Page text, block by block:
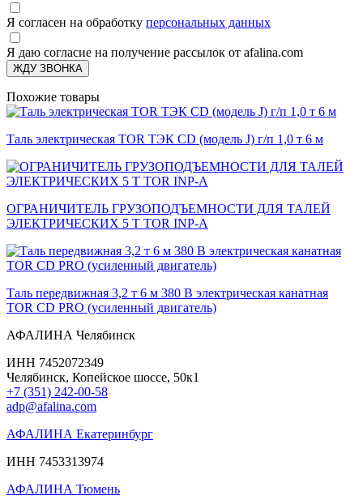
Я согласен на обработку персональных данных
Я даю согласие на получение рассылок от afalina.com
ЖДУ ЗВОНКА
Похожие товары
Таль электрическая TOR ТЭК CD (модель J) г/п 1,0 т 6 м
ОГРАНИЧИТЕЛЬ ГРУЗОПОДЪЕМНОСТИ ДЛЯ ТАЛЕЙ
ЭЛЕКТРИЧЕСКИХ 5 Т TOR INP-A
Таль передвижная 3,2 т 6 м 380 В электрическая канатная
TOR CD PRO (усиленный двигатель)
АФАЛИНА Челябинск
ИНН 7452072349
Челябинск, Копейское шоссе, 50к1
+7 (351) 242-00-58
adp@afalina.com
АФАЛИНА Екатеринбург
ИНН 7453313974
АФАЛИНА Тюмень